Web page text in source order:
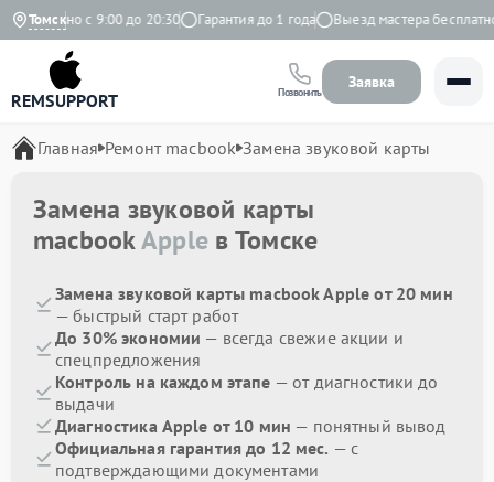
Томскс 9:00 до 20:30 Гарантия до 1 года Выезд мастера бесплатно
REMSUPPORT Позвонить
Заявка
Главная Ремонт macbook Замена звуковой карты
Замена звуковой карты
macbookApple в Томске
Замена звуковой карты macbook Apple от 20 мин
— быстрый старт работ
До 30% экономии — всегда свежие акции и
спецпредложения
Контроль на каждом этапе — от диагностики до
выдачи
Диагностика Apple от 10 мин — понятный вывод
Официальная гарантия до 12 мес. — с
подтверждающими документами